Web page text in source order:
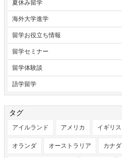
夏休み留学
海外大学進学
留学お役立ち情報
留学セミナー
留学体験談
語学留学
タグ
アイルランド アメリカ イギリス
オランダ オーストラリア カナダ